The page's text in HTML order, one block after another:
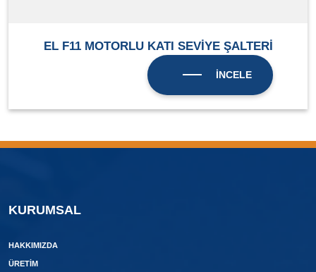
EL F11 MOTORLU KATI SEVİYE ŞALTERİ
İNCELE
KURUMSAL
HAKKIMIZDA
ÜRETIM